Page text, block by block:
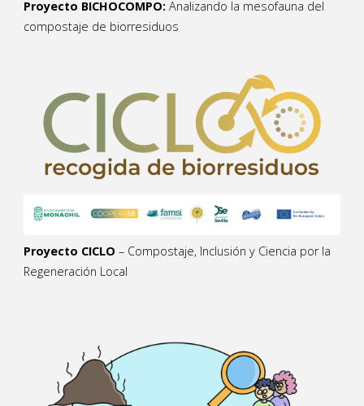
Proyecto BICHOCOMPO: Analizando la mesofauna del
compostaje de biorresiduos
Proyecto CICLO – Compostaje, Inclusión y Ciencia por la
Regeneración Local